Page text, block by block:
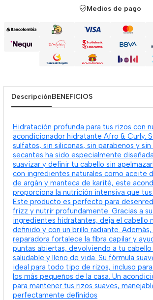
Medios de pago
DescripciónBENEFICIOS
Hidratación profunda para tus rizos con
acondicionador hidratante Afro & Curly.
sulfatos, sin siliconas, sin parabenos y sin
secantes ha sido especialmente
suavizar y definir tu cabello sin
con ingredientes naturales como aceite
de argán y manteca de karité, este
proporciona la nutrición intensiva que
Este producto es perfecto para
frizz y nutrir profundamente. Gracias a
ingredientes hidratantes, deja el cabello
definido y con un brillo radiante. Además,
reparadora fortalece la fibra capilar y
puntas abiertas, devolviendo a tu
saludable y lleno de vida. Su fórmula
ideal para todo tipo de rizos, incluso
los más pequeños de la casa. Un
para mantener tus rizos suaves,
perfectamente definidos